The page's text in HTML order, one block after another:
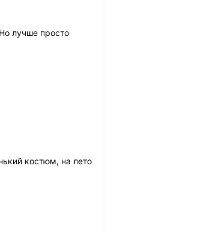
лучше просто
костюм, на лето